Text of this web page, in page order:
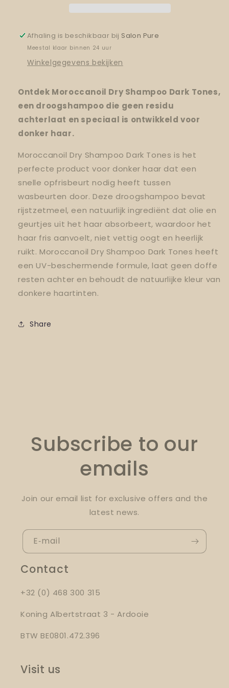
Afhaling is beschikbaar bij Salon Pure
Meestal klaar binnen 24 uur
Winkelgegevens bekijken
Ontdek Moroccanoil Dry Shampoo Dark Tones,
een droogshampoo die geen residu
achterlaat en speciaal is ontwikkeld voor
donker haar.
Moroccanoil Dry Shampoo Dark Tones is het
perfecte product voor donker haar dat een
snelle opfrisbeurt nodig heeft tussen
wasbeurten door. Deze droogshampoo bevat
rijstzetmeel, een natuurlijk ingrediënt dat olie en
geurtjes uit het haar absorbeert, waardoor het
haar fris aanvoelt, niet vettig oogt en heerlijk
ruikt. Moroccanoil Dry Shampoo Dark Tones heeft
een UV-beschermende formule, laat geen doffe
resten achter en behoudt de natuurlijke kleur van
donkere haartinten.
Share
Subscribe to our
emails
Join our email list for exclusive offers and the
latest news.
E‑mail
Contact
+32 (0) 468 300 315
Koning Albertstraat 3 - Ardooie
BTW BE0801.472.396
Visit us